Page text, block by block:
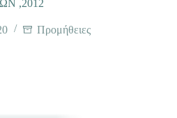
,2012
Προμήθειες